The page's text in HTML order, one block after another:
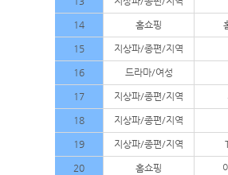
14 홈쇼핑
15 지상파/종편/지역
16 드라마/여성
17 지상파/종편/지역
18 지상파/종편/지역
19 지상파/종편/지역
20 홈쇼핑